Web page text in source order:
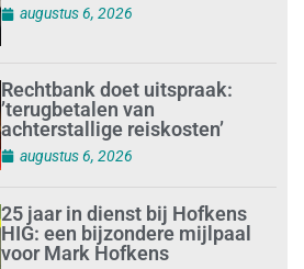
augustus 6, 2026
Rechtbank doet uitspraak:
’terugbetalen van
achterstallige reiskosten’
augustus 6, 2026
25 jaar in dienst bij Hofkens
HIG: een bijzondere mijlpaal
voor Mark Hofkens